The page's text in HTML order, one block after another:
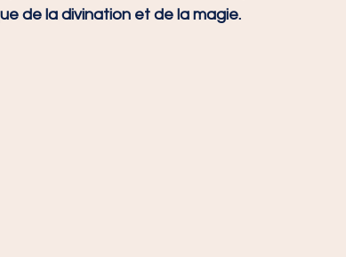
de la divination et de la magie.